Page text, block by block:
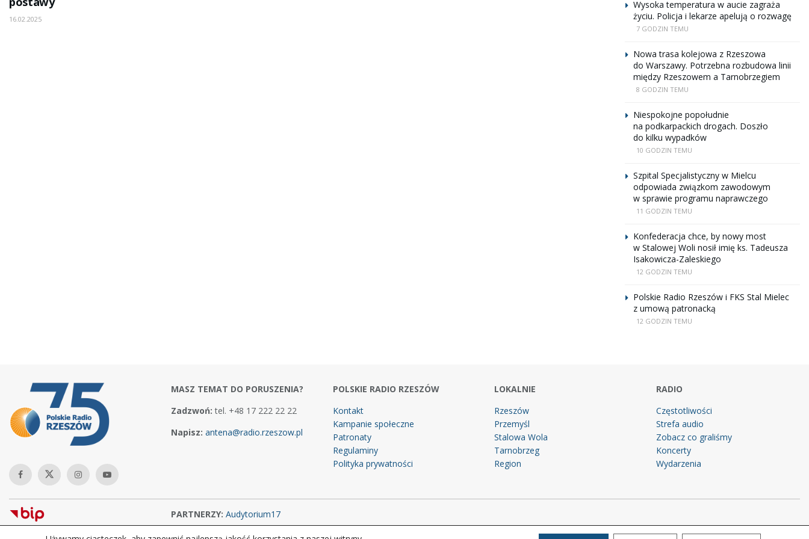
16.02.2025
Wysoka temperatura w aucie zagraża
życiu. Policja i lekarze apelują o rozwagę
7 GODZIN TEMU
Nowa trasa kolejowa z Rzeszowa
do Warszawy. Potrzebna rozbudowa linii
między Rzeszowem a Tarnobrzegiem
8 GODZIN TEMU
Niespokojne popołudnie
na podkarpackich drogach. Doszło
do kilku wypadków
10 GODZIN TEMU
Szpital Specjalistyczny w Mielcu
odpowiada związkom zawodowym
w sprawie programu naprawczego
11 GODZIN TEMU
Konfederacja chce, by nowy most
w Stalowej Woli nosił imię ks. Tadeusza
Isakowicza-Zaleskiego
12 GODZIN TEMU
Polskie Radio Rzeszów i FKS Stal Mielec
z umową patronacką
12 GODZIN TEMU
MASZ TEMAT DO PORUSZENIA?
Zadzwoń: tel. +48 17 222 22 22
Napisz: antena@radio.rzeszow.pl
POLSKIE RADIO RZESZÓW
Kontakt
Kampanie społeczne
Patronaty
Regulaminy
Polityka prywatności
LOKALNIE
Rzeszów
Przemyśl
Stalowa Wola
Tarnobrzeg
Region
RADIO
Częstotliwości
Strefa audio
Zobacz co graliśmy
Koncerty
Wydarzenia
PARTNERZY: Audytorium17